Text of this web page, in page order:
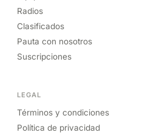
Radios
Clasificados
Pauta con nosotros
Suscripciones
LEGAL
Términos y condiciones
Política de privacidad